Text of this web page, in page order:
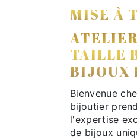
MISE À
TAILLE
BIJOUX
Bienvenue
bijoutier
l'expertise
de bijoux